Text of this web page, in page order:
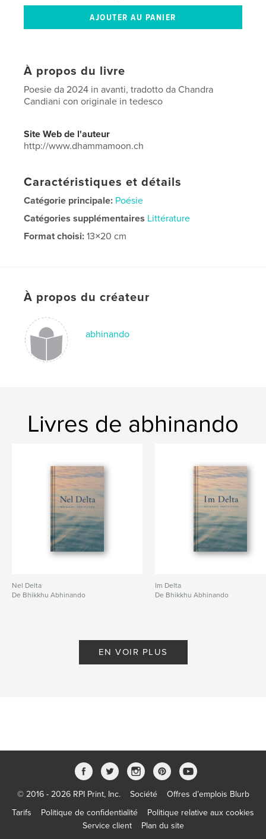
À propos du livre
Poesie da 2024 in avanti, tradotto da Chandra
Candiani con originale in tedesco
Site Web de l'auteur
http://www.dhammamoon.ch
Caractéristiques et détails
Catégorie principale: Poésie
Catégories supplémentaires Littérature
Format choisi:13×20 cm
Date de publication:juin 27, 2026
À propos du créateur
abhinando
Livres de abhinando
Nel Delta
De Bhikkhu Abhinando
Im Delta
De Bhikkhu Abhinando
EN VOIR PLUS
© 2016 - 2026 RPI Print, Inc. Société
Offres d’emplois Blurb
Tarifs
Politique de confidentialité
Politique relative aux cookies
Service client
Plan du site